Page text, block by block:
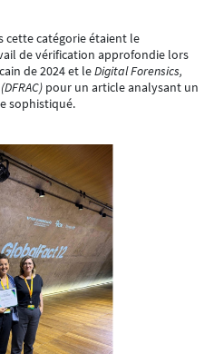
cette catégorie étaient le
de vérification approfondie lors
de 2024 et leDigital Forensics,
pour un article analysant un
sophistiqué.